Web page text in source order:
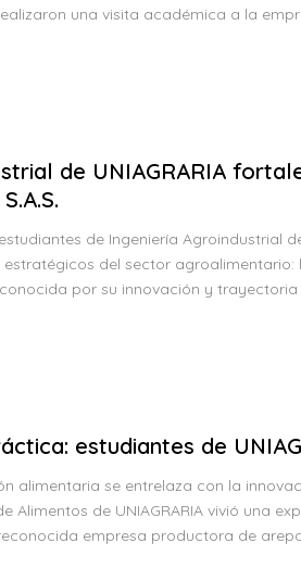
una visita académica a la
de UNIAGRARIA
de Ingeniería Agroindustrial
del sector
por su innovación y
estudiantes de
alimentaria se entrelaza con la
Alimentos de UNIAGRARIA vivió una
empresa productora de